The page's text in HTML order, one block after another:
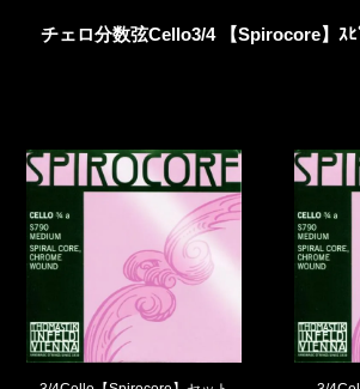
チェロ分数弦Cello3/4 【Spirocore】 ｽ